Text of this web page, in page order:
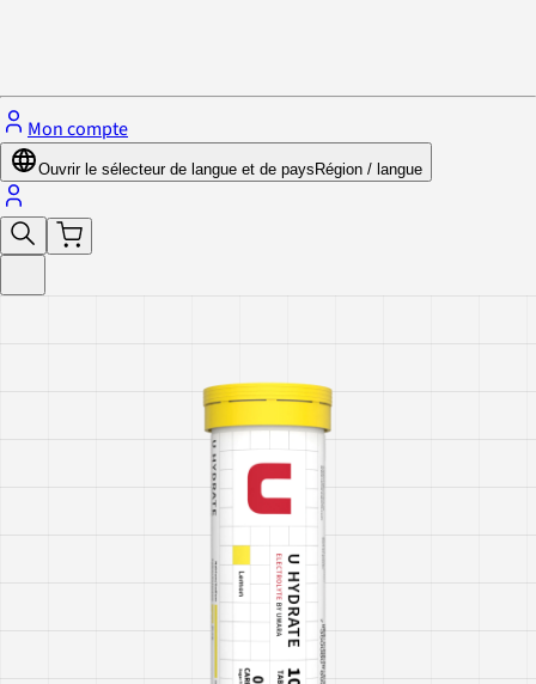
Mon compte
Ouvrir le sélecteur de langue et de pays Région / langue